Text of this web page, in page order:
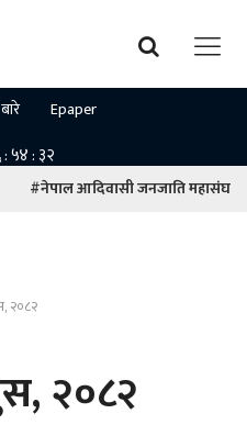
Epaper
#नेपाल आदिवासी जनजाति महासंघ
२०८२
२०८२